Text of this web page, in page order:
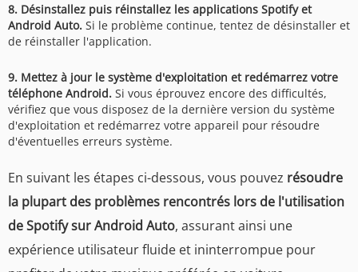
8. Désinstallez puis réinstallez les applications Spotify et
Android Auto. Si le problème continue, tentez de désinstaller et
de réinstaller l'application.
9. Mettez à jour le système d'exploitation et redémarrez votre
téléphone Android. Si vous éprouvez encore des difficultés,
vérifiez que vous disposez de la dernière version du système
d'exploitation et redémarrez votre appareil pour résoudre
d'éventuelles erreurs système.
En suivant les étapes ci-dessous, vous pouvez résoudre
la plupart des problèmes rencontrés lors de l'utilisation
de Spotify sur Android Auto, assurant ainsi une
expérience utilisateur fluide et ininterrompue pour